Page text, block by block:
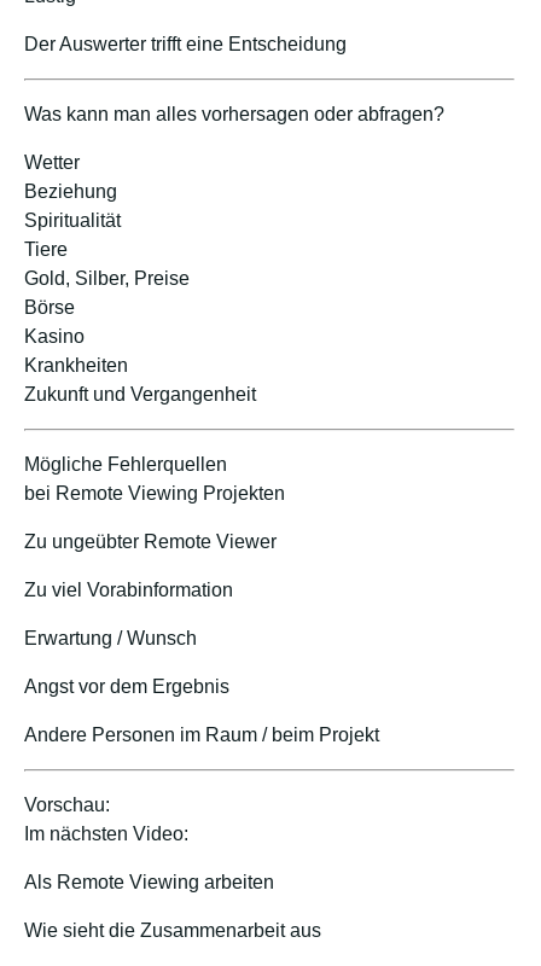
Der Auswerter trifft eine Entscheidung
Was kann man alles vorhersagen oder abfragen?
Wetter
Beziehung
Spiritualität
Tiere
Gold, Silber, Preise
Börse
Kasino
Krankheiten
Zukunft und Vergangenheit
Mögliche Fehlerquellen
bei Remote Viewing Projekten
Zu ungeübter Remote Viewer
Zu viel Vorabinformation
Erwartung / Wunsch
Angst vor dem Ergebnis
Andere Personen im Raum / beim Projekt
Vorschau:
Im nächsten Video:
Als Remote Viewing arbeiten
Wie sieht die Zusammenarbeit aus